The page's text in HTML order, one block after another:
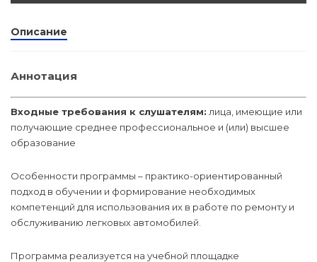
Описание
Аннотация
Входные требования к слушателям: лица, имеющие или
получающие среднее профессиональное и (или) высшее
образование
Особенности программы – практико-ориентированный
подход в обучении и формирование необходимых
компетенций для использования их в работе по ремонту и
обслуживанию легковых автомобилей.
Программа реализуется на учебной площадке